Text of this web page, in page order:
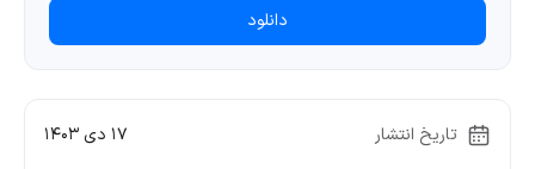
دانلود
تاریخ انتشار
۱۷ دی ۱۴۰۳